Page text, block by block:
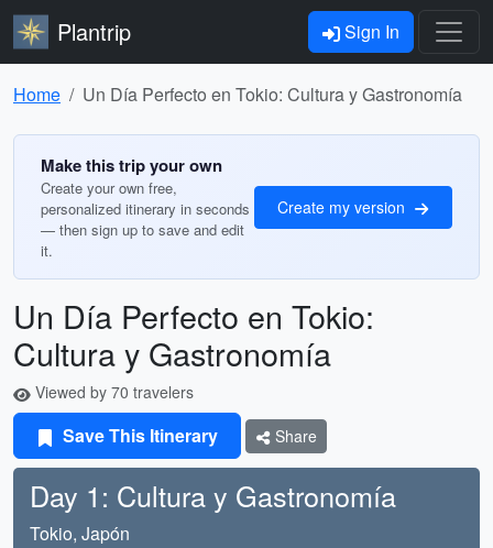
Plantrip Sign In
Home Un Día Perfecto en Tokio: Cultura y Gastronomía
Make this trip your own
Create your own free,
personalized itinerary in seconds
— then sign up to save and edit
it.
Create my version
Un Día Perfecto en Tokio:
Cultura y Gastronomía
Viewed by 70 travelers
Save This Itinerary Share
Day 1: Cultura y Gastronomía
Tokio, Japón